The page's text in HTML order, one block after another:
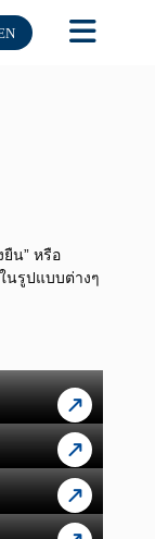
น” หรือ
นรูปแบบต่างๆ